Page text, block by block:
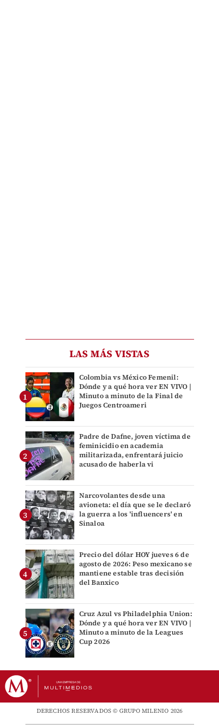
LAS MÁS VISTAS
Colombia vs México Femenil:
Dónde y a qué hora ver EN VIVO |
Minuto a minuto de la Final de
Juegos Centroameri
Padre de Dafne, joven víctima de
feminicidio en academia
militarizada, enfrentará juicio
acusado de haberla vi
Narcovolantes desde una
avioneta: el día que se le declaró
la guerra a los 'influencers' en
Sinaloa
Precio del dólar HOY jueves 6 de
agosto de 2026: Peso mexicano se
mantiene estable tras decisión
del Banxico
Cruz Azul vs Philadelphia Union:
Dónde y a qué hora ver EN VIVO |
Minuto a minuto de la Leagues
Cup 2026
DERECHOS RESERVADOS © GRUPO MILENIO 2026